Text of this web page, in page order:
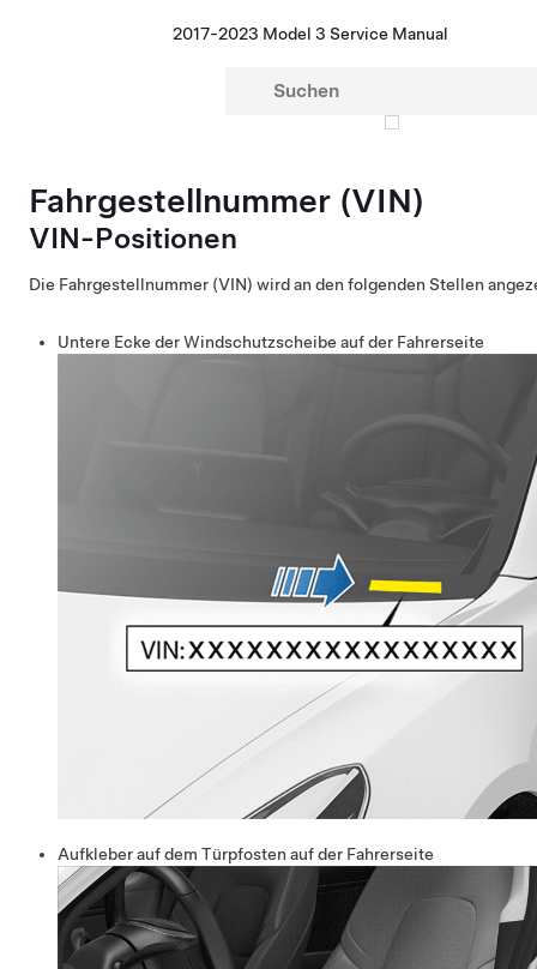
2017-2023 Model 3 Service Manual
Fahrgestellnummer (VIN)
VIN-Positionen
Die Fahrgestellnummer (VIN) wird an den folgenden Stellen
Untere Ecke der Windschutzscheibe auf der Fahrerseite
Aufkleber auf dem Türpfosten auf der Fahrerseite